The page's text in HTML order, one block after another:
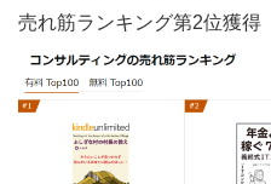
売れ筋ランキング第2位獲得